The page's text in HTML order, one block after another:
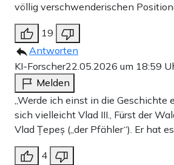
völlig verschwenderischen
19
Antworten
KI-Forscher22.05.2026 um 18:59
Melden
„Werde ich einst in die Geschichte
sich vielleicht Vlad III., Fürst der
Vlad Țepeș („der Pfähler“). Er hat
4